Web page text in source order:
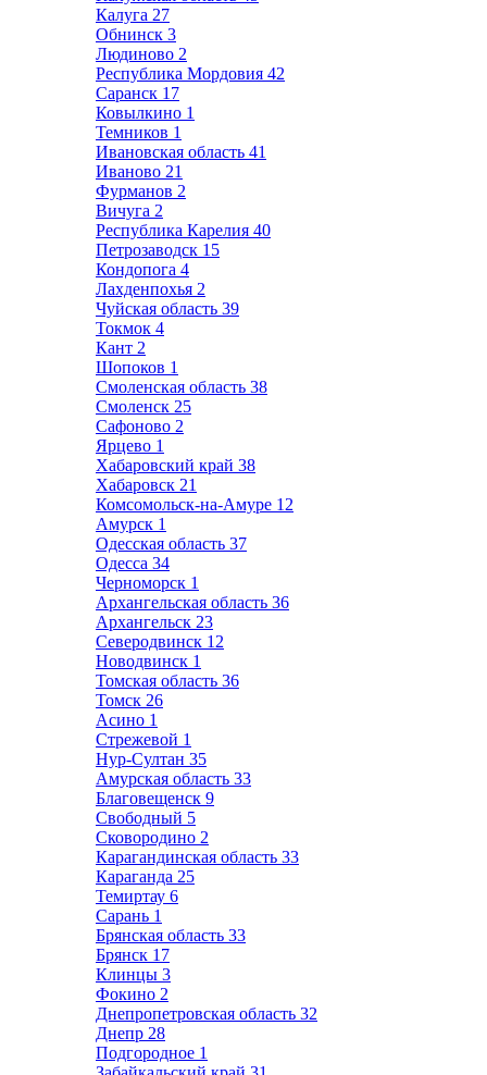
Калуга 27
Обнинск 3
Людиново 2
Республика Мордовия 42
Саранск 17
Ковылкино 1
Темников 1
Ивановская область 41
Иваново 21
Фурманов 2
Вичуга 2
Республика Карелия 40
Петрозаводск 15
Кондопога 4
Лахденпохья 2
Чуйская область 39
Токмок 4
Кант 2
Шопоков 1
Смоленская область 38
Смоленск 25
Сафоново 2
Ярцево 1
Хабаровский край 38
Хабаровск 21
Комсомольск-на-Амуре 12
Амурск 1
Одесская область 37
Одесса 34
Черноморск 1
Архангельская область 36
Архангельск 23
Северодвинск 12
Новодвинск 1
Томская область 36
Томск 26
Асино 1
Стрежевой 1
Нур-Султан 35
Амурская область 33
Благовещенск 9
Свободный 5
Сковородино 2
Карагандинская область 33
Караганда 25
Темиртау 6
Сарань 1
Брянская область 33
Брянск 17
Клинцы 3
Фокино 2
Днепропетровская область 32
Днепр 28
Подгородное 1